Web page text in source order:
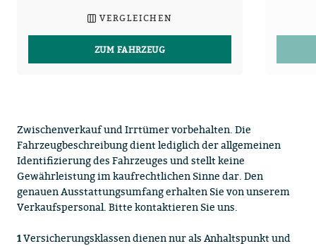
VERGLEICHEN
ZUM FAHRZEUG
Zwischenverkauf und Irrtümer vorbehalten. Die
Fahrzeugbeschreibung dient lediglich der allgemeinen
Identifizierung des Fahrzeuges und stellt keine
Gewährleistung im kaufrechtlichen Sinne dar. Den
genauen Ausstattungsumfang erhalten Sie von unserem
Verkaufspersonal. Bitte kontaktieren Sie uns.
1Versicherungsklassen dienen nur als Anhaltspunkt und